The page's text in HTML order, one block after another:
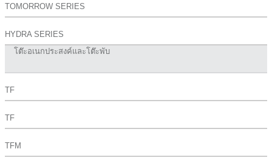
TOMORROW SERIES
HYDRA SERIES
โต๊ะอเนกประสงค์และโต๊ะพับ
TF
TF
TFM